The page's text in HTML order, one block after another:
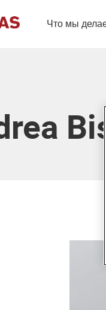
Что мы